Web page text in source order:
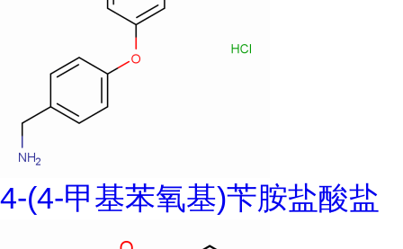
4-(4-甲基苯氧基)苄胺盐酸盐